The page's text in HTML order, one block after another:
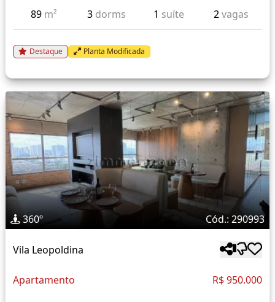
89 m² 3 dorms 1 suíte 2vagas
Destaque Planta Modificada
360º Cód.: 290993
Vila Leopoldina
Apartamento R$ 950.000